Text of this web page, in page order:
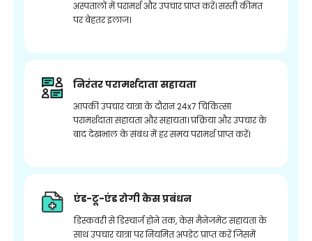
अस्पतालों में परामर्श और उपचार प्राप्त करें। सस्ती कीमत
पर बेहतर इलाज।
निरंतर परामर्शदाता सहायता
आपकी उपचार यात्रा के दौरान 24x7 चिकित्सा
परामर्शदाता सहायता और सहायता। प्रक्रिया और उपचार के
बाद देखभाल के संबंध में हर समय परामर्श प्राप्त करें।
एंड-टू-एंड रोगी केस प्रबंधन
डिस्कवरी से डिस्चार्ज होने तक, केस मैनेजमेंट सहायता के
साथ उपचार यात्रा पर नियमित अपडेट प्राप्त करें जिसमें